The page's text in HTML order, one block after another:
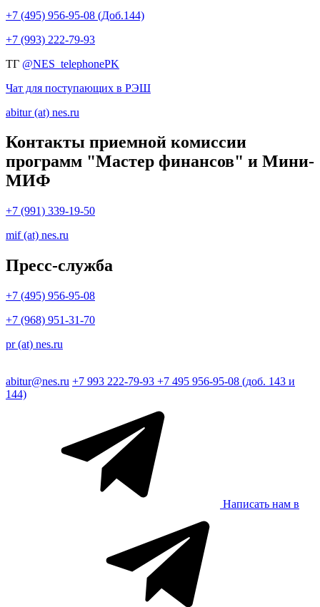
+7 (495) 956-95-08 (Доб.144)
+7 (993) 222-79-93
ТГ @NES_telephonePK
Чат для поступающих в РЭШ
abitur (at) nes.ru
Контакты приемной комиссии
программ "Мастер финансов" и Мини-
МИФ
+7 (991) 339-19-50
mif (at) nes.ru
Пресс-служба
+7 (495) 956-95-08
+7 (968) 951-31-70
pr (at) nes.ru
abitur@nes.ru +7 993 222-79-93 +7 495 956-95-08 (доб. 143 и
144)
Написать нам в